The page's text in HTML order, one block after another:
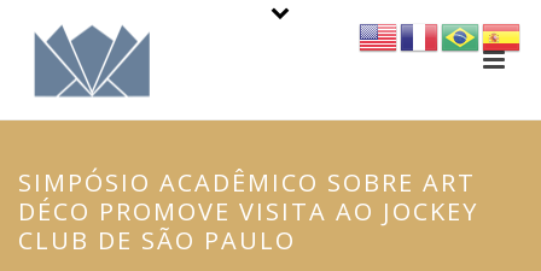
SIMPÓSIO ACADÊMICO SOBRE ART
DÉCO PROMOVE VISITA AO JOCKEY
CLUB DE SÃO PAULO